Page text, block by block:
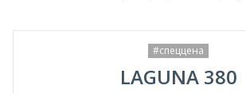
#спеццена
LAGUNA 380